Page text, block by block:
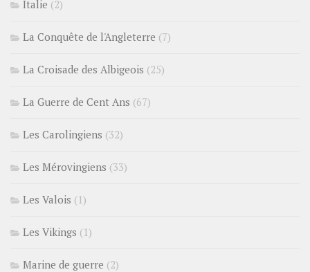
Italie (2)
La Conquête de l'Angleterre (7)
La Croisade des Albigeois (25)
La Guerre de Cent Ans (67)
Les Carolingiens (32)
Les Mérovingiens (33)
Les Valois (1)
Les Vikings (1)
Marine de guerre (2)